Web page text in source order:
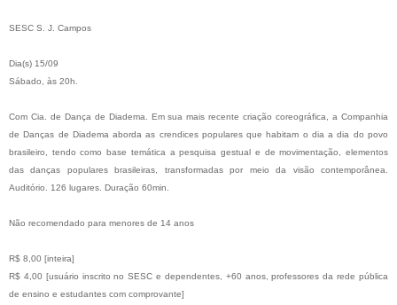
SESC S. J. Campos
Dia(s) 15/09
Sábado, às 20h.
Com Cia. de Dança de Diadema. Em sua mais recente criação coreográfica, a Companhia
de Danças de Diadema aborda as crendices populares que habitam o dia a dia do povo
brasileiro, tendo como base temática a pesquisa gestual e de movimentação, elementos
das danças populares brasileiras, transformadas por meio da visão contemporânea.
Auditório. 126 lugares. Duração 60min.
Não recomendado para menores de 14 anos
R$ 8,00 [inteira]
R$ 4,00 [usuário inscrito no SESC e dependentes, +60 anos, professores da rede pública
de ensino e estudantes com comprovante]